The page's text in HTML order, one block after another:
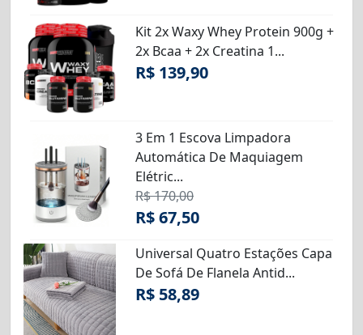
Kit 2x Waxy Whey Protein 900g +
2x Bcaa + 2x Creatina 1...
R$ 139,90
3 Em 1 Escova Limpadora
Automática De Maquiagem
Elétric...
R$ 170,00
R$ 67,50
Universal Quatro Estações Capa
De Sofá De Flanela Antid...
R$ 58,89